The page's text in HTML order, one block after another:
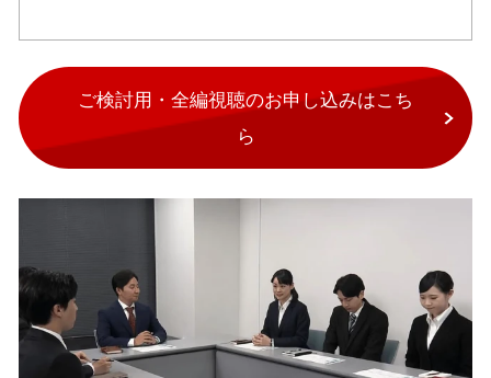
ご検討用・全編視聴のお申し込みはこち
ら